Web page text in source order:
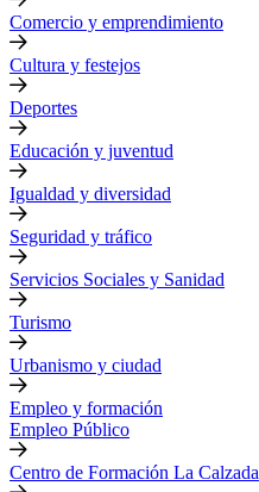
Comercio y emprendimiento
Cultura y festejos
Deportes
Educación y juventud
Igualdad y diversidad
Seguridad y tráfico
Servicios Sociales y Sanidad
Turismo
Urbanismo y ciudad
Empleo y formación
Empleo Público
Centro de Formación La Calzada